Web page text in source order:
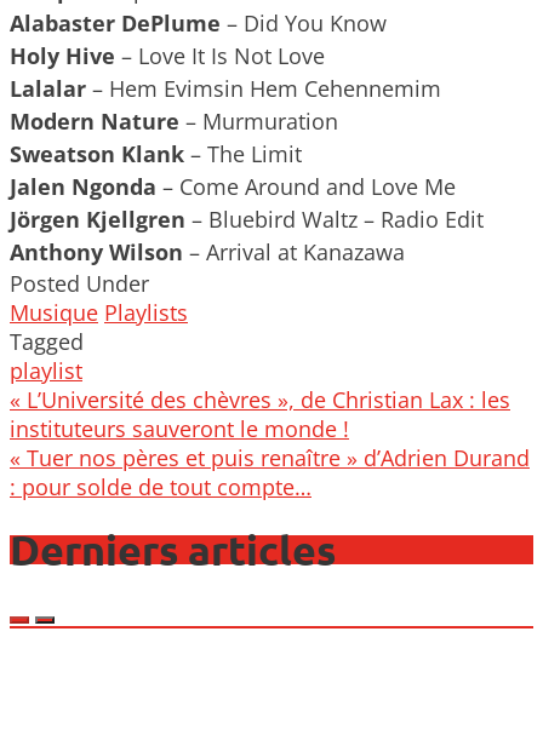
Alabaster DePlume – Did You Know
Holy Hive – Love It Is Not Love
Lalalar – Hem Evimsin Hem Cehennemim
Modern Nature – Murmuration
Sweatson Klank – The Limit
Jalen Ngonda – Come Around and Love Me
Jörgen Kjellgren – Bluebird Waltz – Radio Edit
Anthony Wilson – Arrival at Kanazawa
Posted Under
Musique Playlists
Tagged
playlist
Post
navigation
« L’Université des chèvres », de Christian Lax : les
instituteurs sauveront le monde !
« Tuer nos pères et puis renaître » d’Adrien Durand
: pour solde de tout compte…
Derniers articles